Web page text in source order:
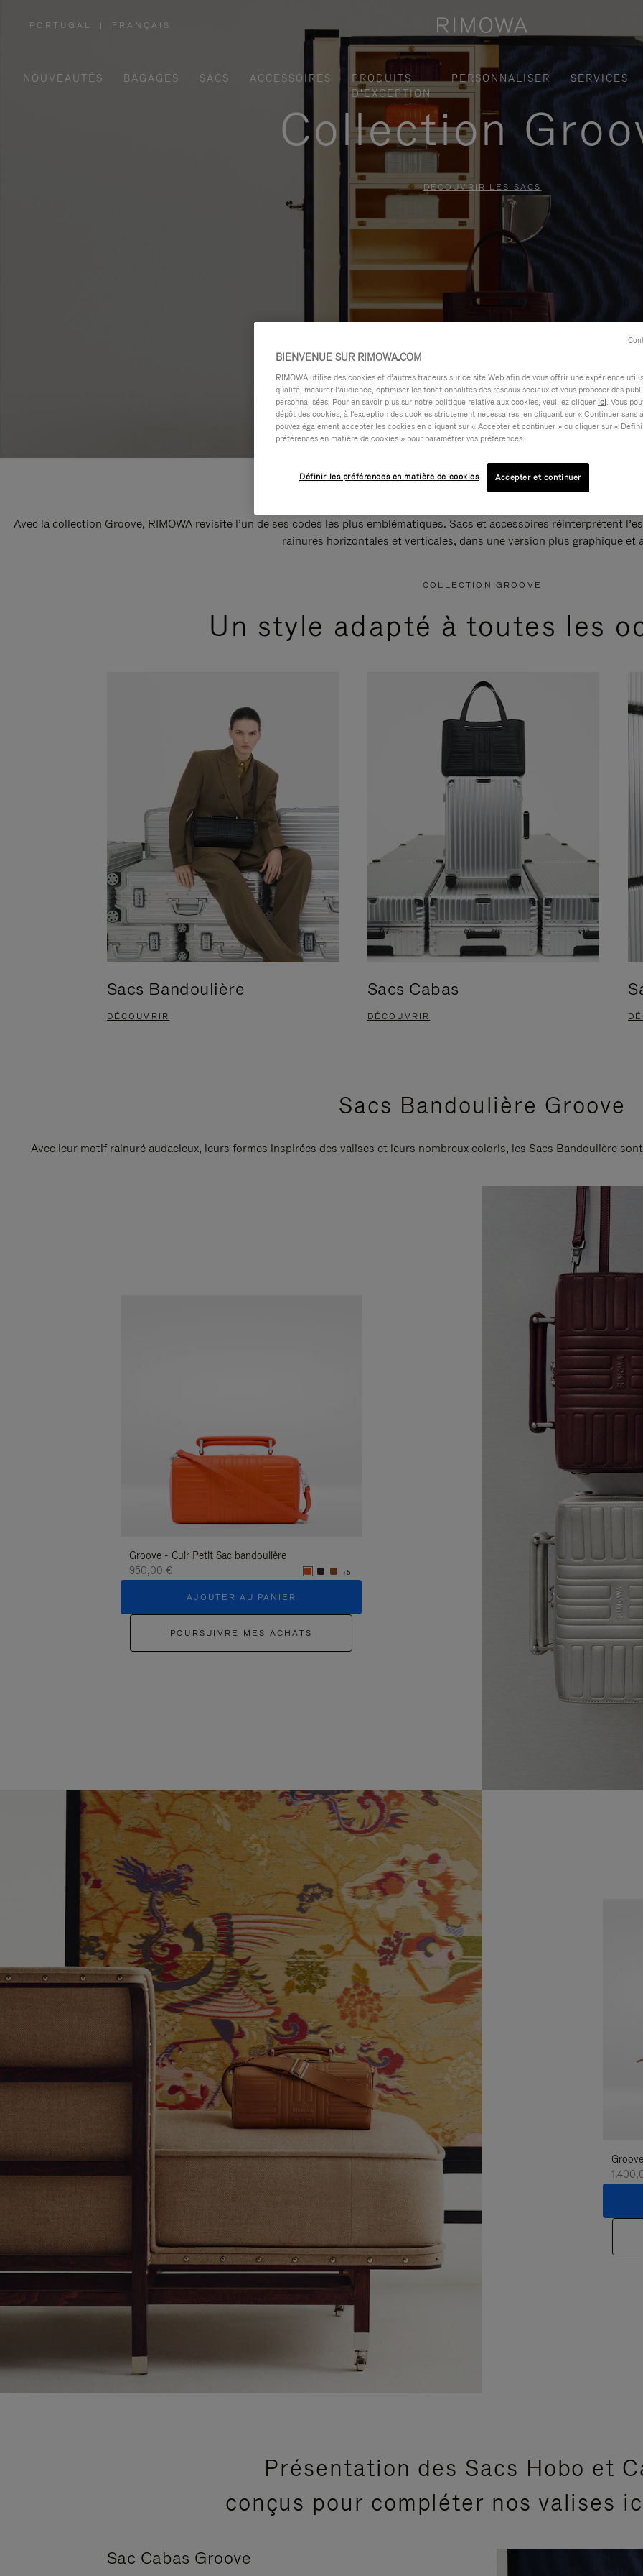
PORTUGAL
,
| FRANÇAIS
NOUVEAUTÉS BAGAGES SACS ACCESSOIRES
PRODUITS
D'EXCEPTION
PERSONNALISER SERVICES
Collection
DÉCOUVRIR LES SACS
Avec la collection Groove, RIMOWA revisite l’un de ses codes les plus emblématiques. Sacs et accessoires réinterprètent
rainures horizontales et verticales, dans une version plus graphique et
COLLECTION GROOVE
Un style adapté à toutes les
Sacs Bandoulière
DÉCOUVRIR
Sacs Cabas
DÉCOUVRIR
Sacs Bandoulière Groove
Avec leur motif rainuré audacieux, leurs formes inspirées des valises et leurs nombreux coloris, les Sacs Bandoulière
Groove - Cuir Petit Sac bandoulière
950,00 €
+5
AJOUTER AU PANIER
950,00
POURSUIVRE MES ACHATS
Présentation des Sacs Hobo et
conçus pour compléter nos valises
Sac Cabas Groove
BIENVENUE SUR RIMOWA.COM
RIMOWA utilise des cookies et d’autres traceurs sur ce site Web afin de vous offrir une expérience
qualité, mesurer l’audience, optimiser les fonctionnalités des réseaux sociaux et vous proposer des
personnalisées. Pour en savoir plus sur notre politique relative aux cookies, veuillez cliquer ici. Vous
dépôt des cookies, à l'exception des cookies strictement nécessaires, en cliquant sur « Continuer sans
pouvez également accepter les cookies en cliquant sur « Accepter et continuer » ou cliquer sur «
préférences en matière de cookies » pour paramétrer vos préférences.
Définir les préférences en matière de cookies Accepter et continuer